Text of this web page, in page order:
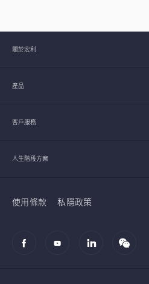
關於宏利
產品
客戶服務
人生階段方案
使用條款 私隱政策